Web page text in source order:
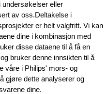
undersøkelser eller
av oss.Deltakelse i
er helt valgfritt. Vi kan
dine i kombinasjon med
disse dataene til å få en
bruker denne innsikten til å
våre i Philips' mors- og
gjøre dette analyserer og
dine.